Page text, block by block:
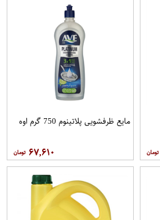
مایع ظرفشویی پلاتینوم 750 گرم اوه
۶۷,۶۱۰